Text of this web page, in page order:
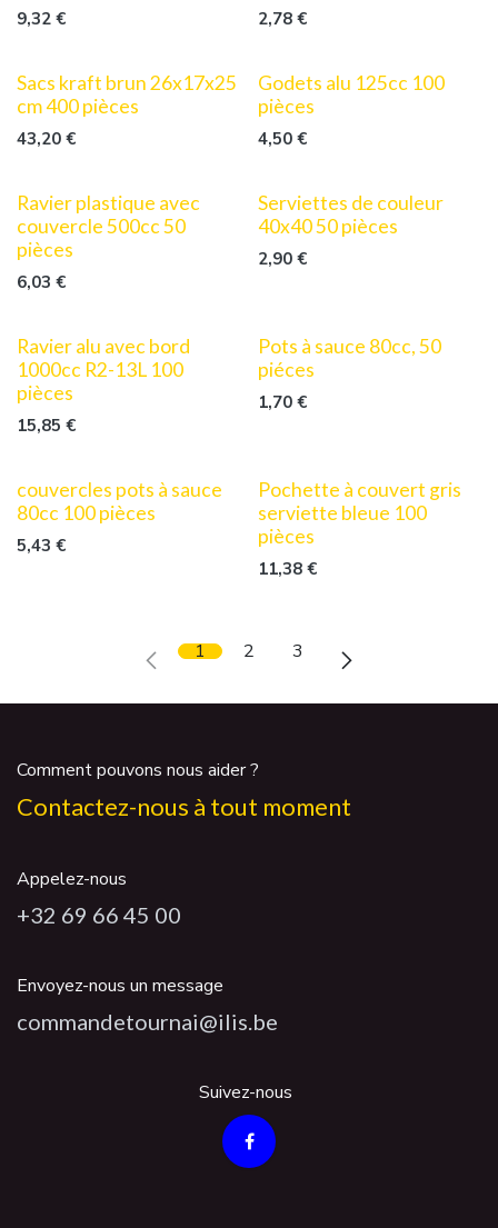
9,32 € 2,78€
Sacs kraft brun 26x17x25
cm 400 pièces
43,20 €
Godets alu 125cc 100
pièces
4,50€
Ravier plastique avec
couvercle 500cc 50
pièces
6,03 €
Serviettes de couleur
40x40 50 pièces
2,90€
Ravier alu avec bord
1000cc R2-13L 100
pièces
15,85 €
Pots à sauce 80cc, 50
piéces
1,70€
couvercles pots à sauce
80cc 100 pièces
5,43 €
Pochette à couvert gris
serviette bleue 100
pièces
11,38€
1 2 3
Comment pouvons nous aider ?
Contactez-nous à tout moment
Appelez-nous
+32 69 66 45 00
Envoyez-nous un message
commandetournai@ilis.be
Suivez-nous